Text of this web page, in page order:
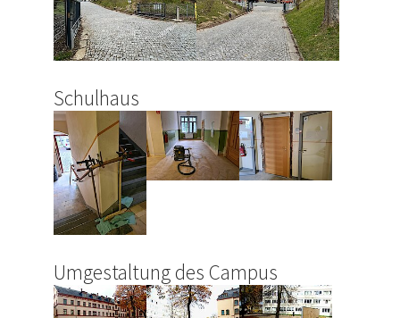
Schulhaus
Umgestaltung des Campus